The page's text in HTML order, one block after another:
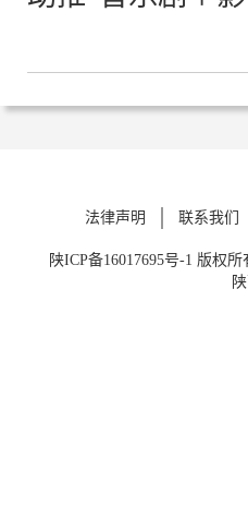
法律声明 联系我们
陕ICP备16017695号-1 版权所